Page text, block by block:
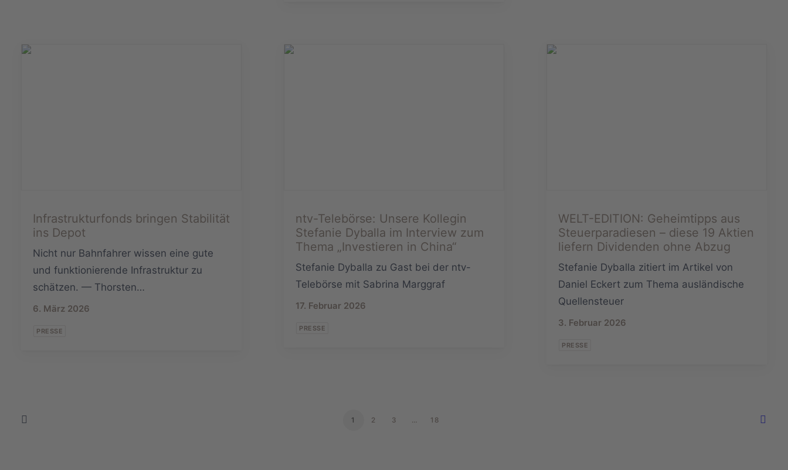
Infrastrukturfonds bringen Stabilität
ins Depot
Nicht nur Bahnfahrer wissen eine gute
und funktionierende Infrastruktur zu
schätzen. — Thorsten…
6. März 2026
PRESSE
ntv-Telebörse: Unsere Kollegin
Stefanie Dyballa im Interview zum
Thema „Investieren in China“
Stefanie Dyballa zu Gast bei der ntv-
Telebörse mit Sabrina Marggraf
17. Februar 2026
PRESSE
WELT-EDITION: Geheimtipps aus
Steuerparadiesen – diese 19 Aktien
liefern Dividenden ohne Abzug
Stefanie Dyballa zitiert im Artikel von
Daniel Eckert zum Thema ausländische
Quellensteuer
3. Februar 2026
PRESSE
1 2 3 18